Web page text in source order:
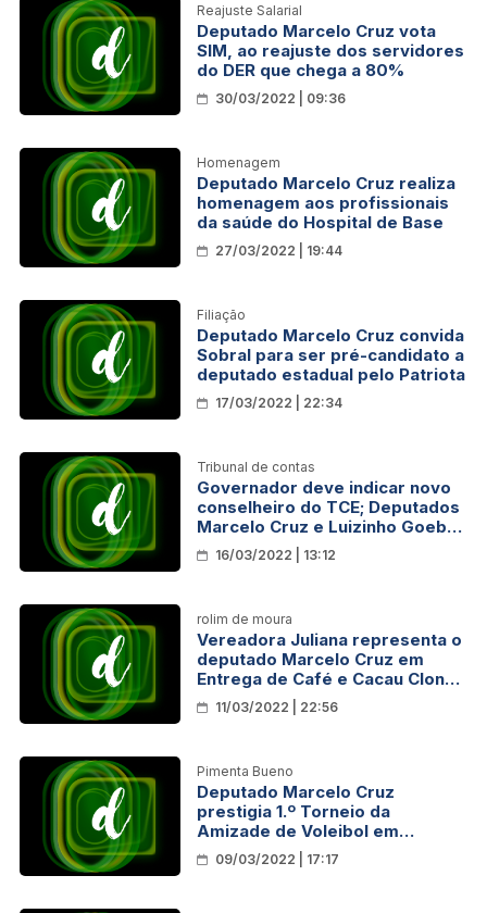
Reajuste Salarial
Deputado Marcelo Cruz vota
SIM, ao reajuste dos servidores
do DER que chega a 80%
30/03/2022 | 09:36
Homenagem
Deputado Marcelo Cruz realiza
homenagem aos profissionais
da saúde do Hospital de Base
27/03/2022 | 19:44
Filiação
Deputado Marcelo Cruz convida
Sobral para ser pré-candidato a
deputado estadual pelo Patriota
17/03/2022 | 22:34
Tribunal de contas
Governador deve indicar novo
conselheiro do TCE; Deputados
Marcelo Cruz e Luizinho Goebel
disputam vaga
16/03/2022 | 13:12
rolim de moura
Vereadora Juliana representa o
deputado Marcelo Cruz em
Entrega de Café e Cacau Clonal
em Rolim de Moura
11/03/2022 | 22:56
Pimenta Bueno
Deputado Marcelo Cruz
prestigia 1.º Torneio da
Amizade de Voleibol em
Pimenta Bueno
09/03/2022 | 17:17